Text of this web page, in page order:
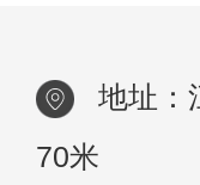
地址：
70米